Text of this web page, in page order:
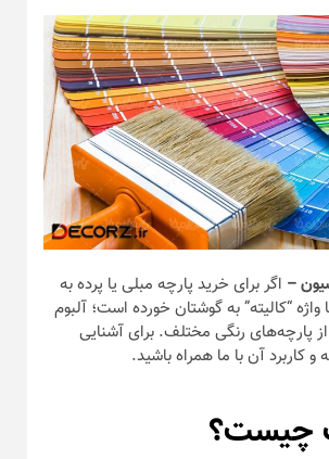
– اگر برای خرید پارچه مبلی یا پرده به
واژه “کالیته” به گوشتان خورده است؛ آلبوم
پارچه‌های رنگی مختلف. برای آشنایی
و کاربرد آن با ما همراه باشید.
چیست؟